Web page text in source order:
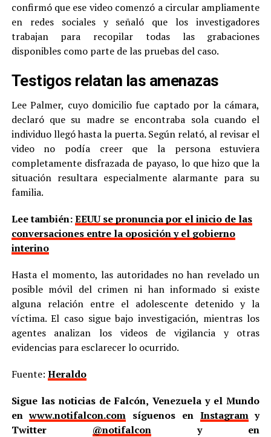
confirmó que ese video comenzó a circular ampliamente
en redes sociales y señaló que los investigadores
trabajan para recopilar todas las grabaciones
disponibles como parte de las pruebas del caso.
Testigos relatan las amenazas
Lee Palmer, cuyo domicilio fue captado por la cámara,
declaró que su madre se encontraba sola cuando el
individuo llegó hasta la puerta. Según relató, al revisar el
video no podía creer que la persona estuviera
completamente disfrazada de payaso, lo que hizo que la
situación resultara especialmente alarmante para su
familia.
Lee también:EEUU se pronuncia por el inicio de las
conversaciones entre la oposición y el gobierno
interino
Hasta el momento, las autoridades no han revelado un
posible móvil del crimen ni han informado si existe
alguna relación entre el adolescente detenido y la
víctima. El caso sigue bajo investigación, mientras los
agentes analizan los videos de vigilancia y otras
evidencias para esclarecer lo ocurrido.
Fuente: Heraldo
Sigue las noticias de Falcón, Venezuela y el Mundo
enwww.notifalcon.com síguenos en Instagramy
Twitter @notifalcony en